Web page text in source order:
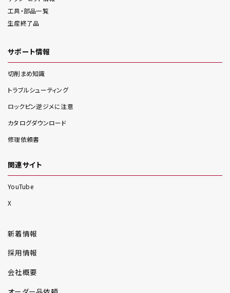
工具・部品一覧
生産終了品
サポート情報
切削まめ知識
トラブルシューティング
ロックピン逆ジメに注意
カタログダウンロード
修理依頼書
関連サイト
YouTube
X
新着情報
採用情報
会社概要